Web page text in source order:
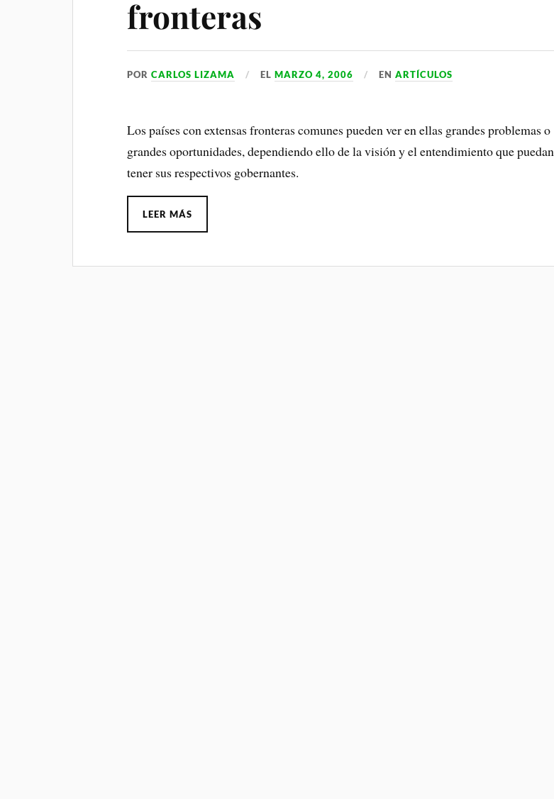
fronteras
PORCARLOS LIZAMA ELMARZO 4, 2006 ENARTÍCULOS
Los países con extensas fronteras comunes pueden ver en ellas grandes problemas o
grandes oportunidades, dependiendo ello de la visión y el entendimiento que puedan
tener sus respectivos gobernantes.
LEER MÁS